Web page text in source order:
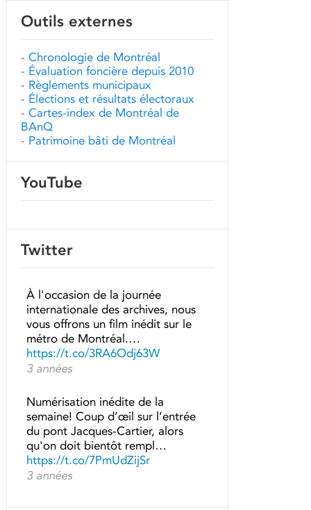
Outils externes
- Chronologie de Montréal
- Évaluation foncière depuis 2010
- Règlements municipaux
- Élections et résultats électoraux
- Cartes-index de Montréal de
BAnQ
- Patrimoine bâti de Montréal
YouTube
Twitter
À l'occasion de la journée
internationale des archives, nous
vous offrons un film inédit sur le
métro de Montréal.…
https://t.co/3RA6Odj63W
3 années
Numérisation inédite de la
semaine! Coup d’œil sur l’entrée
du pont Jacques-Cartier, alors
qu'on doit bientôt rempl…
https://t.co/7PmUdZijSr
3 années